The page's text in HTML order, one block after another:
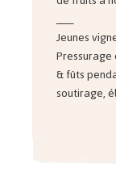
___
Jeunes
& fûts
soutirage,